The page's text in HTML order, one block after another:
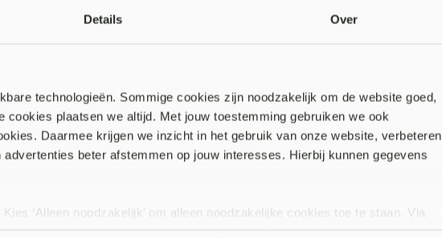
Details Over
technologieën. Sommige cookies zijn noodzakelijk om de website goed,
cookies plaatsen we altijd. Met jouw toestemming gebruiken we ook
Daarmee krijgen we inzicht in het gebruik van onze website, verbeteren
beter afstemmen op jouw interesses. Hierbij kunnen gegevens
‘Alleen noodzakelijk’ om alleen noodzakelijke cookies toe te staan. Via
raamdecoratie